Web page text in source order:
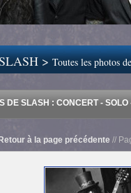
>Toutes les photos
DE SLASH : CONCERT -
Retour à la page précédente //